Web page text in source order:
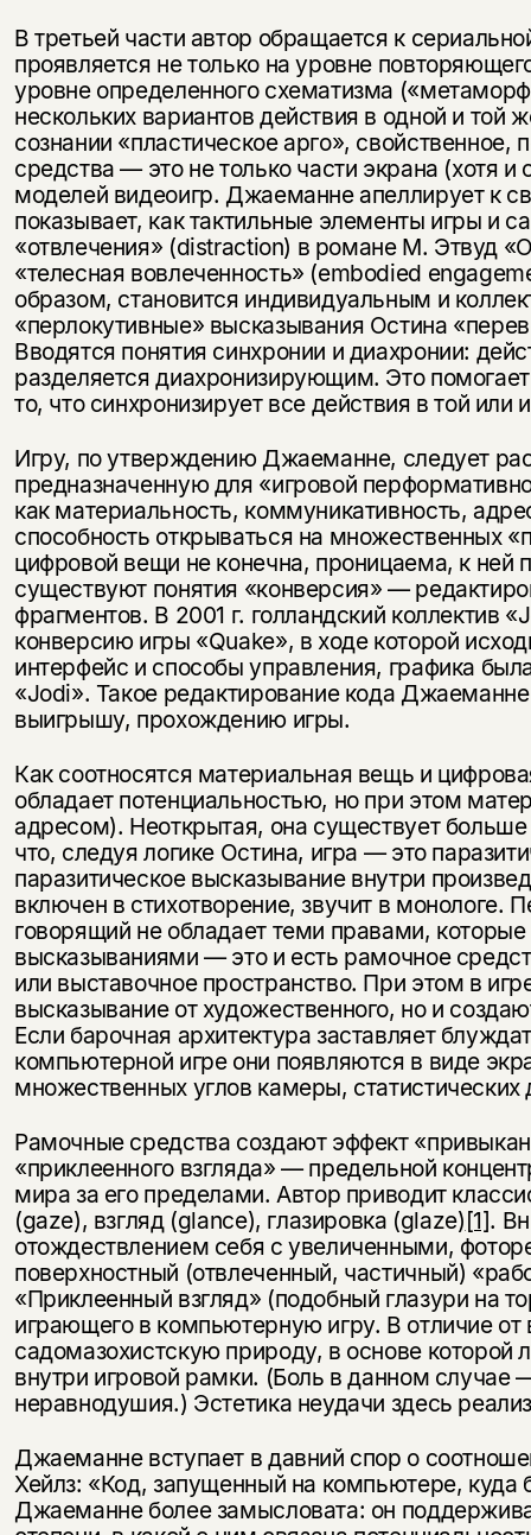
В третьей части автор обращается к
проявляется не только на уровне
уровне определенного схематизма
нескольких вариантов действия в одной и
сознании «пластическое арго»,
средства — это не только части экрана (хотя
моделей видеоигр. Джаеманне апеллирует к
показывает, как тактильные элементы игры и
«отвлечения» (distraction) в романе М. Этвуд
«телесная вовлеченность» (embodied
образом, становится индивидуальным и
«перлокутивные» высказывания Остина
Вводятся понятия синхронии и диахронии:
разделяется диахронизирующим. Это
то, что синхронизирует все действия в той или
Игру, по утверждению Джаеманне, следует
предназначенную для «игровой
как материальность, коммуникативность,
способность открываться на множественных
цифровой вещи не конечна, проницаема, к ней
существуют понятия «конверсия» —
фрагментов. В 2001 г. голландский
конверсию игры «Quake», в ходе которой
интерфейс и способы управления, графика
«Jodi». Такое редактирование кода
выигрышу, прохождению игры.
Как соотносятся материальная вещь и
обладает потенциальностью, но при этом
адресом). Неоткрытая, она существует
что, следуя логике Остина, игра — это
паразитическое высказывание внутри
включен в стихотворение, звучит в
говорящий не обладает теми правами,
высказываниями — это и есть рамочное
или выставочное пространство. При этом в
высказывание от художественного, но и
Если барочная архитектура заставляет
компьютерной игре они появляются в виде
множественных углов камеры,
Рамочные средства создают эффект
«приклеенного взгляда» — предельной
мира за его пределами. Автор приводит
(gaze), взгляд (glance), глазировка (glaze)[1].
отождествлением себя с увеличенными,
поверхностный (отвлеченный, частичный)
«Приклеенный взгляд» (подобный глазури на
играющего в компьютерную игру. В отличие от
садомазохистскую природу, в основе
внутри игровой рамки. (Боль в данном
неравнодушия.) Эстетика неудачи здесь
Джаеманне вступает в давний спор о
Хейлз: «Код, запущенный на компьютере,
Джаеманне более замысловата: он
Подписка на рассылку
Раз в неделю мы отправляем рассылку
о книгах и событиях «НЛО».
За подписку дарим промокод на
скидку 15%
Я соглашаюсь сПолитикой конфиденциальности
подписаться
Этой книги временно
нет в продаже.
Вы можете подписаться на
уведомления, и при поступлении книги
на склад получить письмо на указанный
электронный адрес.
Я соглашаюсь сПолитикой конфиденциальности
подписаться
Эта книга
не предназначена для
несовершеннолетних
вам уже исполнилось 18 лет?
да
нет, вернуться назад